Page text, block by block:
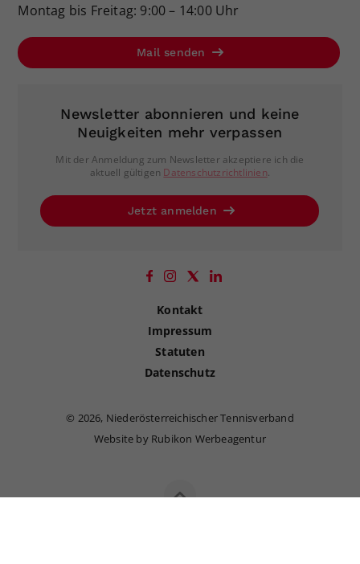
Montag bis Freitag: 9:00 – 14:00 Uhr
Mail senden
Newsletter abonnieren und keine
Neuigkeiten mehr verpassen
Mit der Anmeldung zum Newsletter akzeptiere ich die
aktuell gültigen Datenschutzrichtlinien.
Jetzt anmelden
Kontakt
Impressum
Statuten
Datenschutz
© 2026, Niederösterreichischer Tennisverband
Website by Rubikon Werbeagentur